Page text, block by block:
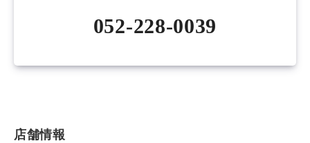
052-228-0039
店舗情報